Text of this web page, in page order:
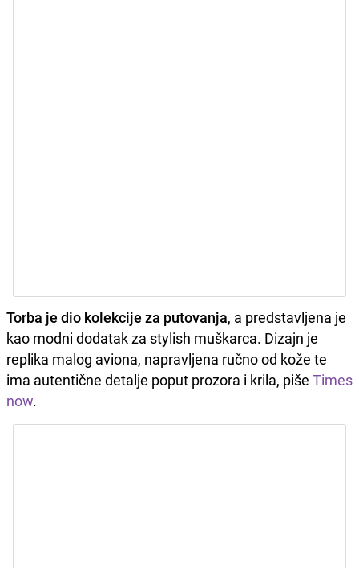
Torba je dio kolekcije za putovanja, a predstavljena je
kao modni dodatak za stylish muškarca. Dizajn je
replika malog aviona, napravljena ručno od kože te
ima autentične detalje poput prozora i krila, piše Times
now.